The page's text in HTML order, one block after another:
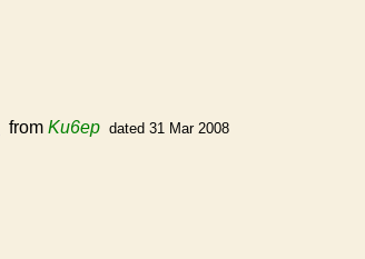
from Ku6ep dated 31 Mar 2008